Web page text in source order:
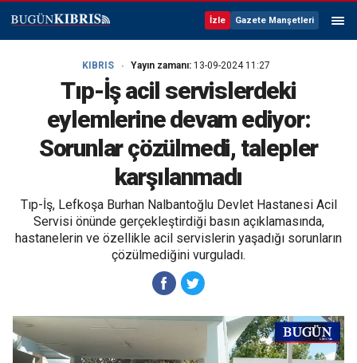
İzle Gazete Manşetleri
KIBRIS Yayın zamanı: 13-09-2024 11:27
Tıp-İş acil servislerdeki
eylemlerine devam ediyor:
Sorunlar çözülmedi, talepler
karşılanmadı
Tıp-İş, Lefkoşa Burhan Nalbantoğlu Devlet Hastanesi Acil
Servisi önünde gerçekleştirdiği basın açıklamasında,
hastanelerin ve özellikle acil servislerin yaşadığı sorunların
çözülmediğini vurguladı.